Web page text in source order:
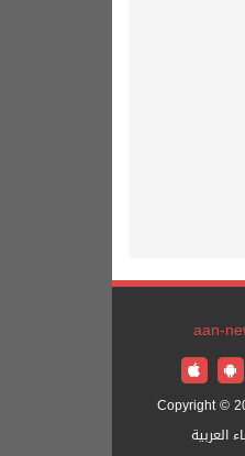
Copyright ©
العربية